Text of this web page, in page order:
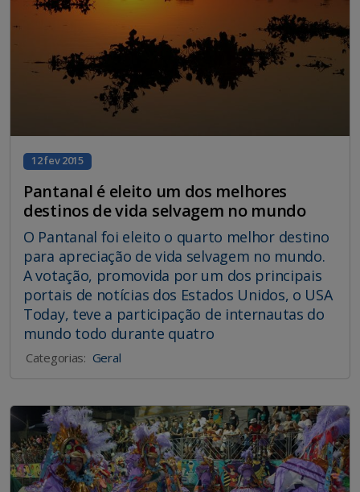
12 fev 2015
Pantanal é eleito um dos melhores
destinos de vida selvagem no mundo
O Pantanal foi eleito o quarto melhor destino
para apreciação de vida selvagem no mundo.
A votação, promovida por um dos principais
portais de notícias dos Estados Unidos, o USA
Today, teve a participação de internautas do
mundo todo durante quatro
Categorias: Geral